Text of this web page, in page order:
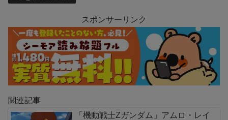
スポンサーリンク
関連記事
「機動戦士Zガンダム」アムロ・レイ